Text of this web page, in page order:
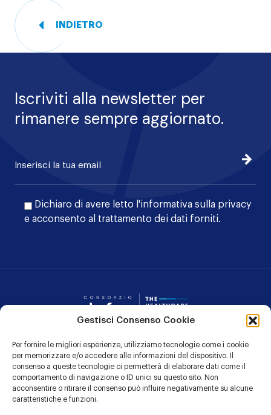
Gestisci Consenso Cookie
Per fornire le migliori esperienze, utilizziamo tecnologie come i cookie
per memorizzare e/o accedere alle informazioni del dispositivo. Il
consenso a queste tecnologie ci permetterà di elaborare dati come il
comportamento di navigazione o ID unici su questo sito. Non
acconsentire o ritirare il consenso può influire negativamente su alcune
caratteristiche e funzioni.
INDIETRO
Iscriviti alla newsletter per
rimanere sempre aggiornato.
Dichiaro di avere letto l'informativa sulla privacy
e acconsento al trattamento dei dati forniti.
Iscrivi
Consorzio
CONTATTI
PRIVACY POLICY
COOKIE POLICY